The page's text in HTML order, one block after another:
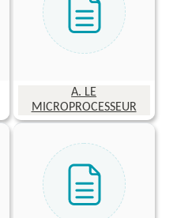
A. LE
MICROPROCESSEUR